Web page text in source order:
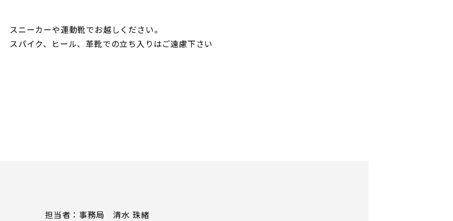
スニーカーや運動靴でお越しください。
スパイク、ヒール、革靴での立ち入りはご遠慮下さい
担当者：事務局 清水 珠緒